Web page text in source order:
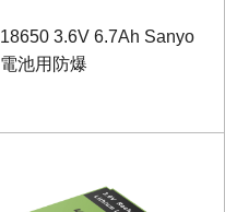
18650 3.6V 6.7Ah Sanyo
電池用防爆